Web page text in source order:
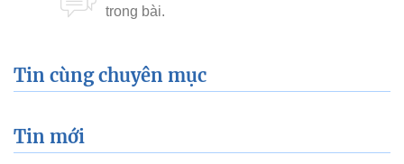
Tin cùng chuyên mục
Tin mới